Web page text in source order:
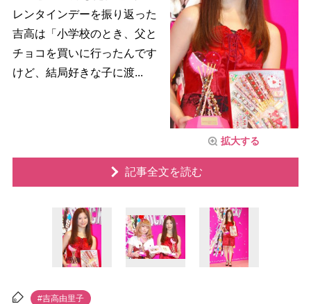
拡大する
レンタインデーを振り返った
吉高は「小学校のとき、父と
チョコを買いに行ったんです
けど、結局好きな子に渡...
記事全文を読む
#吉高由里子